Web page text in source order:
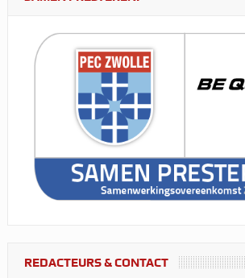
REDACTEURS & CONTACT